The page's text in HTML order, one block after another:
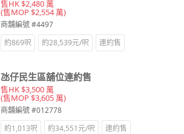
售HK $2,480 萬
(售MOP $2,554 萬)
商舖編號 #4497
約869呎
約28,539元/呎 連約售
氹仔民生區舖位連約售
售HK $3,500 萬
(售MOP $3,605 萬)
商舖編號 #012778
約1,013呎
約34,551元/呎 連約售